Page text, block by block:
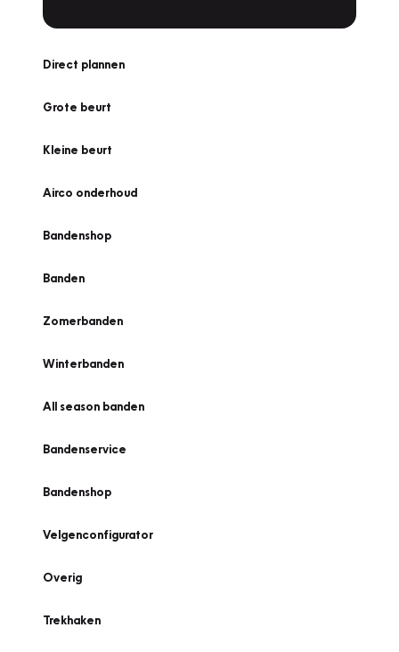
Direct plannen
Grote beurt
Kleine beurt
Airco onderhoud
Bandenshop
Banden
Zomerbanden
Winterbanden
All season banden
Bandenservice
Bandenshop
Velgenconfigurator
Overig
Trekhaken